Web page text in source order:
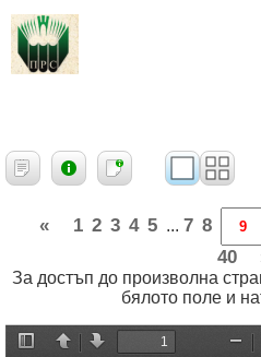
« 1 2 3 4 5 ... 7 8
40
За достъп до произволна
бялото поле и